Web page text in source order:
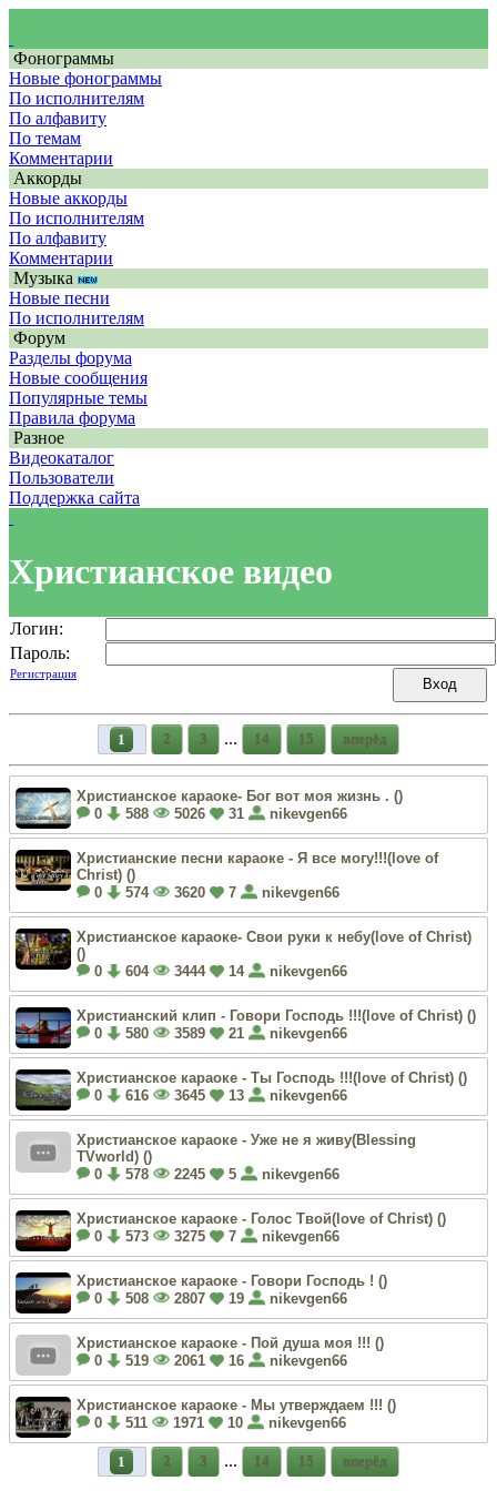
Фонограммы
Новые фонограммы
По исполнителям
По алфавиту
По темам
Комментарии
Аккорды
Новые аккорды
По исполнителям
По алфавиту
Комментарии
Музыка
Новые песни
По исполнителям
Форум
Разделы форума
Новые сообщения
Популярные темы
Правила форума
Разное
Видеокаталог
Пользователи
Поддержка сайта
Христианское видео
Логин:
Пароль:
Регистрация
1 2 3 ... 14 15 вперёд
Христианское караоке- Бог вот моя жизнь . ()
0
588 5026 31 nikevgen66
Христианские песни караоке - Я все могу!!!(love of
Christ) ()
0
574 3620 7 nikevgen66
Христианское караоке- Свои руки к небу(love of Christ)
()
0
604 3444 14 nikevgen66
Христианский клип - Говори Господь !!!(love of Christ) ()
0
580 3589 21 nikevgen66
Христианское караоке - Ты Господь !!!(love of Christ) ()
0
616 3645 13 nikevgen66
Христианское караоке - Уже не я живу(Blessing
TVworld) ()
0
578 2245 5 nikevgen66
Христианское караоке - Голос Твой(love of Christ) ()
0
573 3275 7 nikevgen66
Христианское караоке - Говори Господь ! ()
0
508 2807 19 nikevgen66
Христианское караоке - Пой душа моя !!! ()
0
519 2061 16 nikevgen66
Христианское караоке - Мы утверждаем !!! ()
0
511 1971 10 nikevgen66
1 2 3 ... 14 15 вперёд